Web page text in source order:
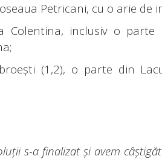
Petricani, cu o arie de
Colentina, inclusiv o
(1,2), o parte din
s-a finalizat și avem